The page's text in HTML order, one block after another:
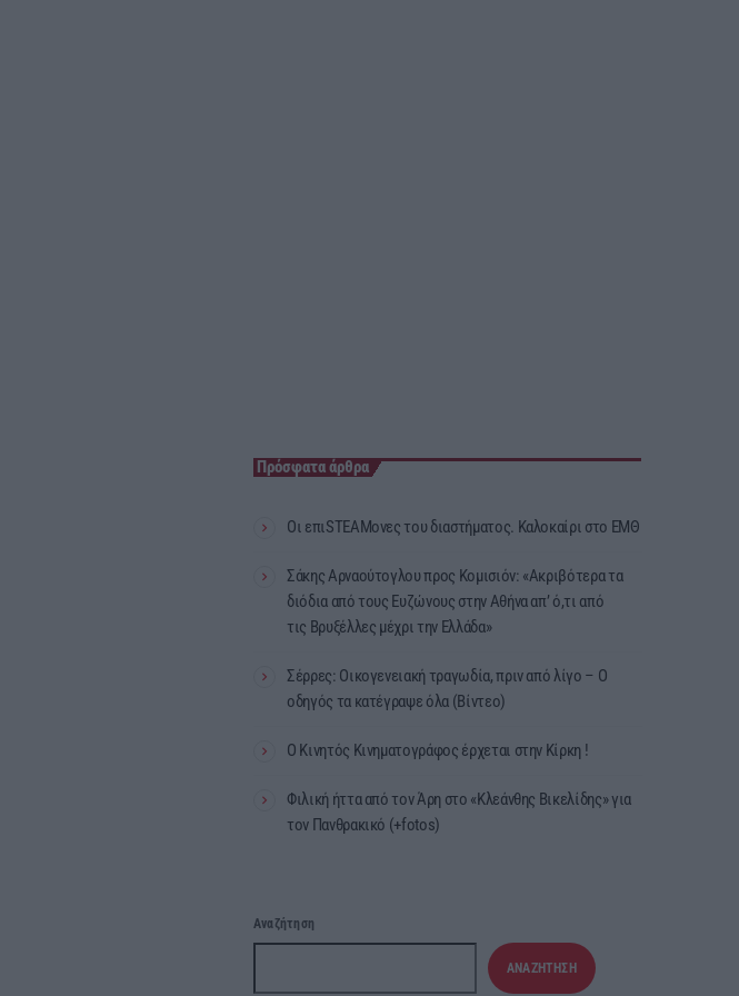
Πρόσφατα άρθρα
Οι επιSTEAMονες του διαστήματος. Καλοκαίρι στο ΕΜΘ
Σάκης Αρναούτογλου προς Κομισιόν: «Ακριβότερα τα
διόδια από τους Ευζώνους στην Αθήνα απ’ ό,τι από
τις Βρυξέλλες μέχρι την Ελλάδα»
Σέρρες: Οικογενειακή τραγωδία, πριν από λίγο – Ο
οδηγός τα κατέγραψε όλα (Βίντεο)
Ο Κινητός Κινηματογράφος έρχεται στην Κίρκη !
Φιλική ήττα από τον Άρη στο «Κλεάνθης Βικελίδης» για
τον Πανθρακικό (+fotos)
Αναζήτηση
ΑΝΑΖΉΤΗΣΗ